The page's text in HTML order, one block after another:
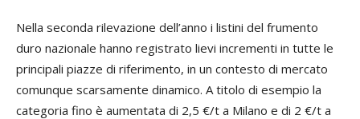
Nella seconda rilevazione dell’anno i listini del frumento
duro nazionale hanno registrato lievi incrementi in tutte le
principali piazze di riferimento, in un contesto di mercato
comunque scarsamente dinamico. A titolo di esempio la
categoria fino è aumentata di 2,5 €/t a Milano e di 2 €/t a